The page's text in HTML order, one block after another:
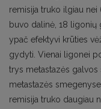
remisija truko ilgiau
buvo dalinė, 18 ligonių
ypač efektyvi krūties
gydyti. Vienai ligonei
trys metastazės
metastazės
remisija truko daugiau